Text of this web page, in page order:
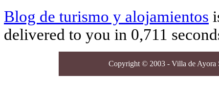
Blog de turismo y alojamientos
delivered to you in 0,711
Copyright © 2003 - Villa de Ayora